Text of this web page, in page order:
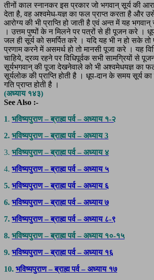
तीनों काल स्नानकर इस प्रकार जो भगवान् सूर्य की
देता है, वह अश्वमेध-यज्ञ का फल प्राप्त करता है और
आरोग्य की भी प्राप्ति हो जाती है एवं अन्त में यह भगवान्
। उत्तम पुष्पों के न मिलने पर पत्रों से ही पूजन करे ।
जल ही सूर्य को समर्पित करे । यदि यह भी न हो सके तो
प्रणाम करने में असमर्थ हो तो मानसी पूजा करे । यह
चाहिये, द्रव्य रहने पर विधिपूर्वक सभी सामग्रियों से
सूर्यभगवान् की पूजा देखनेवाले को भी अश्वमेधयज्ञ का
सूर्यलोक की प्राप्ति होती है । धूप-दान के समय सूर्य
गति प्राप्त होती है ।
(अध्याय १४३)
See Also :-
1. भविष्यपुराण – ब्राह्म पर्व – अध्याय १-२
2. भविष्यपुराण – ब्राह्म पर्व – अध्याय 3
3. भविष्यपुराण – ब्राह्म पर्व – अध्याय ४
4. भविष्यपुराण – ब्राह्म पर्व – अध्याय ५
5. भविष्यपुराण – ब्राह्म पर्व – अध्याय ६
6. भविष्यपुराण – ब्राह्म पर्व – अध्याय ७
7. भविष्यपुराण – ब्राह्म पर्व – अध्याय ८-९
8. भविष्यपुराण – ब्राह्म पर्व – अध्याय १०-१५
9. भविष्यपुराण – ब्राह्म पर्व – अध्याय १६
10. भविष्यपुराण – ब्राह्म पर्व – अध्याय १७